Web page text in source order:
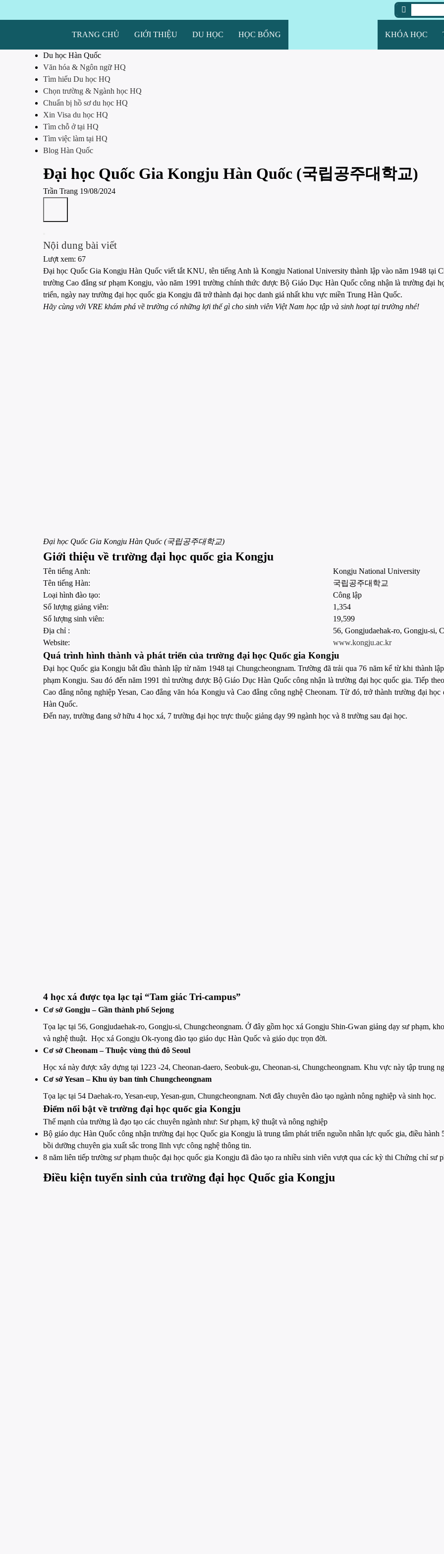
TRANG CHỦ GIỚI THIỆU DU HỌC HỌC BỔNG KHÓA HỌC
Du học Hàn Quốc
Văn hóa & Ngôn ngữ HQ
Tìm hiểu Du học HQ
Chọn trường & Ngành học HQ
Chuẩn bị hồ sơ du học HQ
Xin Visa du học HQ
Tìm chỗ ở tại HQ
Tìm việc làm tại HQ
Blog Hàn Quốc
Đại học Quốc Gia Kongju Hàn Quốc (국립공주대학교)
Trần Trang 19/08/2024
Nội dung bài viết
Lượt xem: 67
Đại học Quốc Gia Kongju Hàn Quốc viết tắt KNU, tên tiếng Anh là Kongju National University thành lập vào năm 1948 tại
trường Cao đẳng sư phạm Kongju, vào năm 1991 trường chính thức được Bộ Giáo Dục Hàn Quốc công nhận là trường đại
triển, ngày nay trường đại học quốc gia Kongju đã trở thành đại học danh giá nhất khu vực miền Trung Hàn Quốc.
Hãy cùng với VRE khám phá về trường có những lợi thế gì cho sinh viên Việt Nam học tập và sinh hoạt tại trường nhé!
Đại học Quốc Gia Kongju Hàn Quốc (국립공주대학교)
Giới thiệu về trường đại học quốc gia Kongju
Tên tiếng Anh:
Kongju National University
Tên tiếng Hàn:
국립공주대학교
Loại hình đào tạo:
Công lập
Số lượng giảng viên:
1,354
Số lượng sinh viên:
19,599
Địa chỉ :
56, Gongjudaehak-ro, Gongju-si,
Website:
www.kongju.ac.kr
Quá trình hình thành và phát triển của trường đại học Quốc gia Kongju
Đại học Quốc gia Kongju bắt đầu thành lập từ năm 1948 tại Chungcheongnam. Trường đã trải qua 76 năm kể từ khi thành
phạm Kongju. Sau đó đến năm 1991 thì trường được Bộ Giáo Dục Hàn Quốc công nhận là trường đại học quốc gia. Tiếp
Cao đẳng nông nghiệp Yesan, Cao đẳng văn hóa Kongju và Cao đẳng công nghệ Cheonam. Từ đó, trở thành trường đại
Hàn Quốc.
Đến nay, trường đang sở hữu 4 học xá, 7 trường đại học trực thuộc giảng dạy 99 ngành học và 8 trường sau đại học.
4 học xá được tọa lạc tại “Tam giác Tri-campus”
Cơ sở Gongju – Gần thành phố Sejong
Tọa lạc tại 56, Gongjudaehak-ro, Gongju-si, Chungcheongnam. Ở đây gồm học xá Gongju Shin-Gwan giảng dạy sư phạm,
và nghệ thuật. Học xá Gongju Ok-ryong đào tạo giáo dục Hàn Quốc và giáo dục trọn đời.
Cơ sở Cheonam – Thuộc vùng thủ đô Seoul
Học xá này được xây dựng tại 1223 -24, Cheonan-daero, Seobuk-gu, Cheonan-si, Chungcheongnam. Khu vực này tập trung
Cơ sở Yesan – Khu ủy ban tỉnh Chungcheongnam
Tọa lạc tại 54 Daehak-ro, Yesan-eup, Yesan-gun, Chungcheongnam. Nơi đây chuyên đào tạo ngành nông nghiệp và sinh học.
Điểm nổi bật về trường đại học quốc gia Kongju
Thế mạnh của trường là đạo tạo các chuyên ngành như: Sư phạm, kỹ thuật và nông nghiệp
Bộ giáo dục Hàn Quốc công nhận trường đại học Quốc gia Kongju là trung tâm phát triển nguồn nhân lực quốc gia, điều
bồi dưỡng chuyên gia xuất sắc trong lĩnh vực công nghệ thông tin.
8 năm liên tiếp trường sư phạm thuộc đại học quốc gia Kongju đã đào tạo ra nhiều sinh viên vượt qua các kỳ thi Chứng chỉ sư
Điều kiện tuyển sinh của trường đại học Quốc gia Kongju